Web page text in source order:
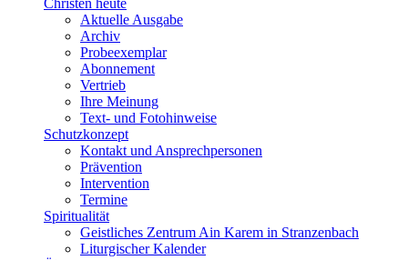
Christen heute
Aktuelle Ausgabe
Archiv
Probeexemplar
Abonnement
Vertrieb
Ihre Meinung
Text- und Fotohinweise
Schutzkonzept
Kontakt und Ansprechpersonen
Prävention
Intervention
Termine
Spiritualität
Geistliches Zentrum Ain Karem in Stranzenbach
Liturgischer Kalender